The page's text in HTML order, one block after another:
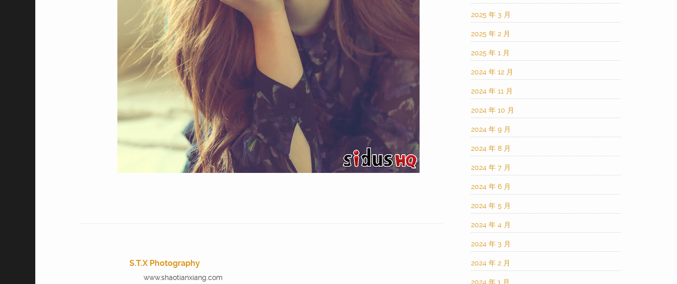
S.T.X Photography
www.shaotianxiang.com
2025 年 3 月
2025 年 2 月
2025 年 1 月
2024 年 12 月
2024 年 11 月
2024 年 10 月
2024 年 9 月
2024 年 8 月
2024 年 7 月
2024 年 6 月
2024 年 5 月
2024 年 4 月
2024 年 3 月
2024 年 2 月
2024 年 1 月